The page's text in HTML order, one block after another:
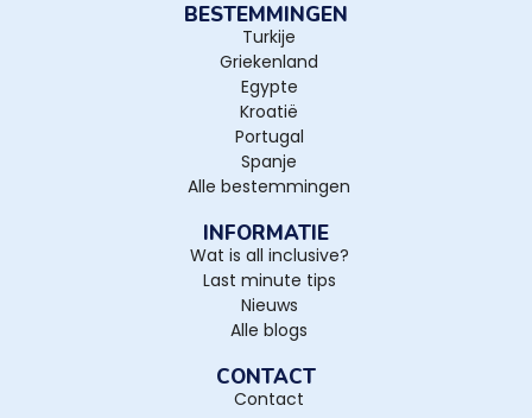
BESTEMMINGEN
Turkije
Griekenland
Egypte
Kroatië
Portugal
Spanje
Alle bestemmingen
INFORMATIE
Wat is all inclusive?
Last minute tips
Nieuws
Alle blogs
CONTACT
Contact